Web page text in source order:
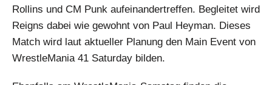
Rollins und CM Punk aufeinandertreffen. Begleitet wird
Reigns dabei wie gewohnt von Paul Heyman. Dieses
Match wird laut aktueller Planung den Main Event von
WrestleMania 41 Saturday bilden.